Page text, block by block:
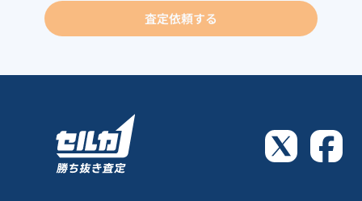
査定依頼する